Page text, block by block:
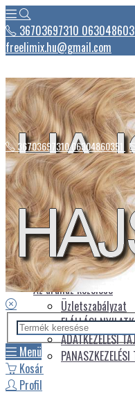
36703697310
freelimix.hu@gmail.com
Hírek
Csomagautomaták
Üdvözlet
Az áruház kezelése
Üzletszabályzat
ELÁLLÁSI
ADATKEZELÉSI
36703697310 06304860351
Menü
Kosár
Profil